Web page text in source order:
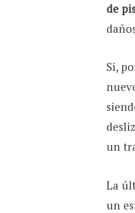
de
Si,
un
La
un